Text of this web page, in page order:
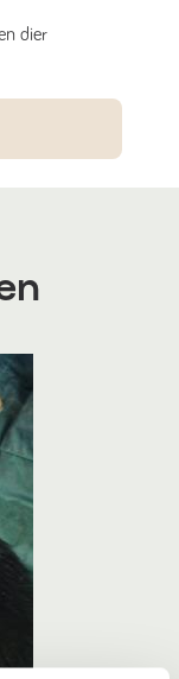
dier